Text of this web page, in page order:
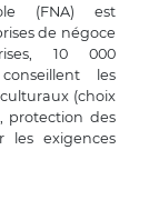
(FNA) est
de négoce
10 000
les
(choix
protection des
les exigences